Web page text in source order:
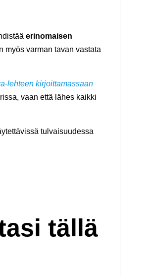
erinomaisen
myös varman tavan vastata
lehteen kirjoittamassaan
vaan että lähes kaikki
tulvaisuudessa
tällä